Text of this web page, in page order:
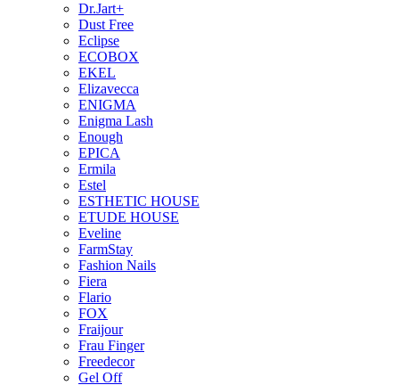
Dr.Jart+
Dust Free
Eclipse
ECOBOX
EKEL
Elizavecca
ENIGMA
Enigma Lash
Enough
EPICA
Ermila
Estel
ESTHETIC HOUSE
ETUDE HOUSE
Eveline
FarmStay
Fashion Nails
Fiera
Flario
FOX
Fraijour
Frau Finger
Freedecor
Gel Off